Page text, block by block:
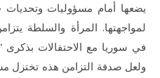
يضعها أمام مسؤوليات
لمواجهتها. المرأة والسلطة
ولعل صدفة التزامن هذه تختزل